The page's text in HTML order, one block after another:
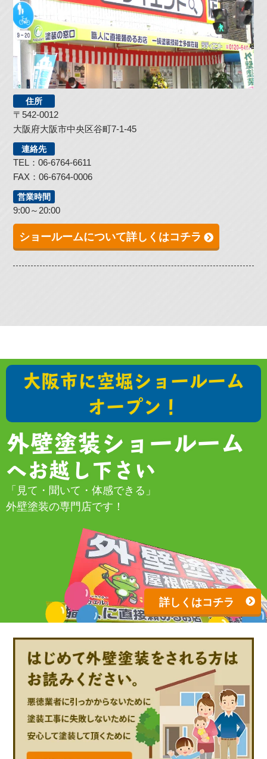
住所
〒542-0012
大阪府大阪市中央区谷町7-1-45
連絡先
TEL：06-6764-6611
FAX：06-6764-0006
営業時間
9:00～20:00
ショールームについて詳しくはコチラ
大阪市に空堀ショールーム
オープン！
外壁塗装ショールーム
へお越し下さい
「見て・聞いて・体感できる」
外壁塗装の専門店です！
詳しくはコチラ